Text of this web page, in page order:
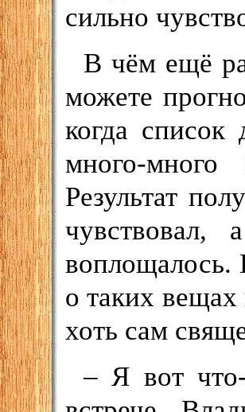
сильно
В чём ещё
можете
когда список
много-
Результат
воплощалось.
о таких вещах
хоть сам
– Я вот